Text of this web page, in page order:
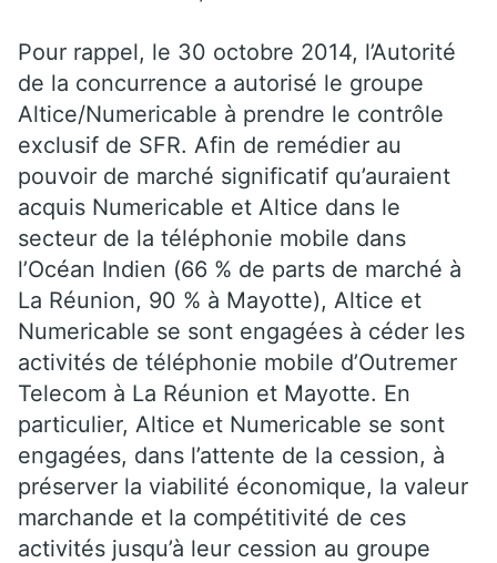
Pour rappel, le 30 octobre 2014, l’Autorité
de la concurrence a autorisé le groupe
Altice/Numericable à prendre le contrôle
exclusif de SFR. Afin de remédier au
pouvoir de marché significatif qu’auraient
acquis Numericable et Altice dans le
secteur de la téléphonie mobile dans
l’Océan Indien (66 % de parts de marché à
La Réunion, 90 % à Mayotte), Altice et
Numericable se sont engagées à céder les
activités de téléphonie mobile d’Outremer
Telecom à La Réunion et Mayotte. En
particulier, Altice et Numericable se sont
engagées, dans l’attente de la cession, à
préserver la viabilité économique, la valeur
marchande et la compétitivité de ces
activités jusqu’à leur cession au groupe